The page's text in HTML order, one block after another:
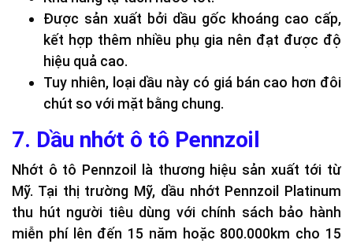
Được sản xuất bởi dầu gốc khoáng cao cấp,
kết hợp thêm nhiều phụ gia nên đạt được độ
hiệu quả cao.
Tuy nhiên, loại dầu này có giá bán cao hơn đôi
chút so với mặt bằng chung.
7. Dầu nhớt ô tô Pennzoil
Nhớt ô tô Pennzoil là thương hiệu sản xuất tới từ
Mỹ. Tại thị trường Mỹ, dầu nhớt Pennzoil Platinum
thu hút người tiêu dùng với chính sách bảo hành
miễn phí lên đến 15 năm hoặc 800.000km cho 15